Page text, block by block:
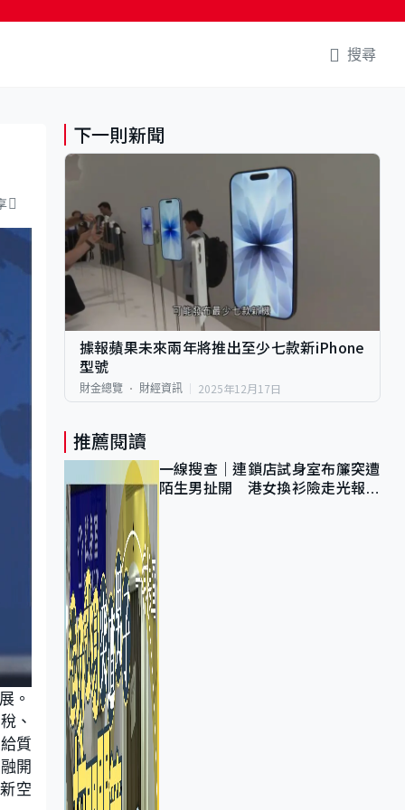
搜尋
。
、
質
開
空
下一則新聞
據報蘋果未來兩年將推出至少七款新iPhone
型號
財金總覽 財經資訊 2025年12月17日
推薦閱讀
一線搜查｜連鎖店試身室布簾突遭
陌生男扯開 港女換衫險走光報